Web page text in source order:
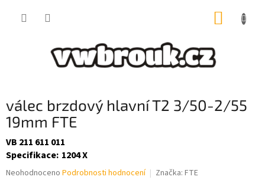
válec brzdový hlavní T2 3/50-2/55
19mm FTE
VB 211 611 011
Specifikace: 1204 X
Průměrné
Neohodnoceno Podrobnosti hodnocení Značka: FTE